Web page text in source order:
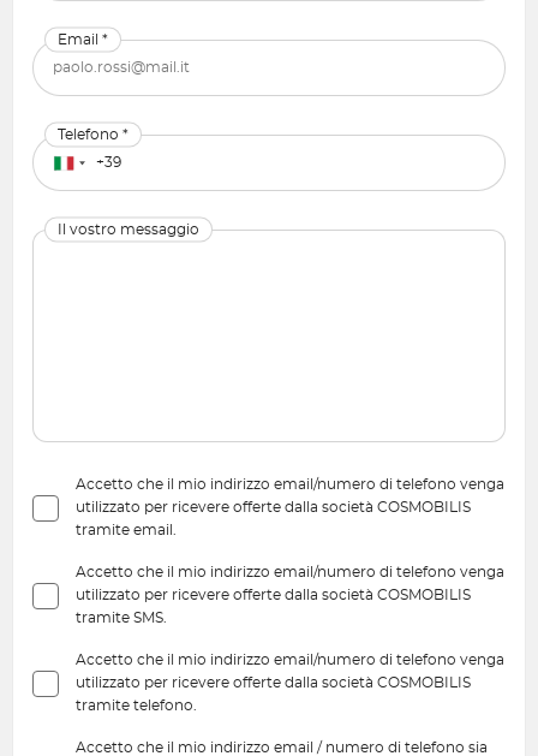
Email *
Telefono *
Il vostro messaggio
Accetto che il mio indirizzo email/numero di telefono venga
utilizzato per ricevere offerte dalla società COSMOBILIS
tramite email.
Accetto che il mio indirizzo email/numero di telefono venga
utilizzato per ricevere offerte dalla società COSMOBILIS
tramite SMS.
Accetto che il mio indirizzo email/numero di telefono venga
utilizzato per ricevere offerte dalla società COSMOBILIS
tramite telefono.
Accetto che il mio indirizzo email / numero di telefono sia